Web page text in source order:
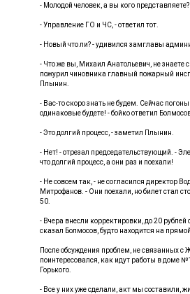
- Молодой человек, а вы кого представляете?
- Управление ГО и ЧС, - ответил тот.
- Новый что ли? - удивился замглавы
- Что же вы, Михаил Анатольевич, не знаете
пожурил чиновника главный пожарный
Плынин.
- Вас-то скоро знать не будем. Сейчас
одинаковые будете! - бойко ответил
- Это долгий процесс, - заметил Плынин.
- Нет! - отрезал председательствующий. -
что долгий процесс, а они раз и поехали!
- Не совсем так, - не согласился директор
Митрофанов. - Они поехали, но билет стал
50.
- Вчера внесли корректировки, до 20 рублей
сказал Болмосов, будто находится на
После обсуждения проблем, не связанных с
поинтересовался, как идут работы в доме
Горького.
- Все у них уже сделали, акт мы составили,